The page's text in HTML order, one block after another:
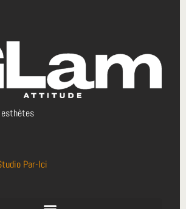
esthètes
Par-Ici